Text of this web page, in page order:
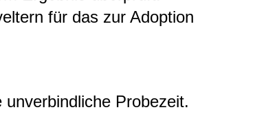
für das zur Adoption
Probezeit.